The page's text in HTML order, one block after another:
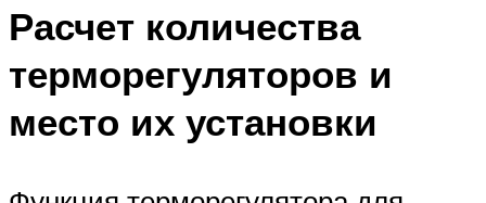
Расчет количества
терморегуляторов и
место их установки